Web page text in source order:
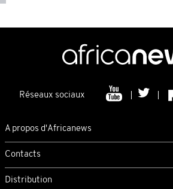
Réseaux sociaux
A propos d'Africanews
Contacts
Distribution